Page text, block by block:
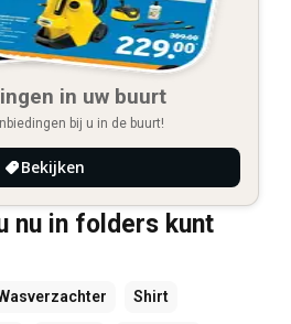
in uw buurt
bij u in de buurt!
Bekijken
nu in folders kunt
Shirt